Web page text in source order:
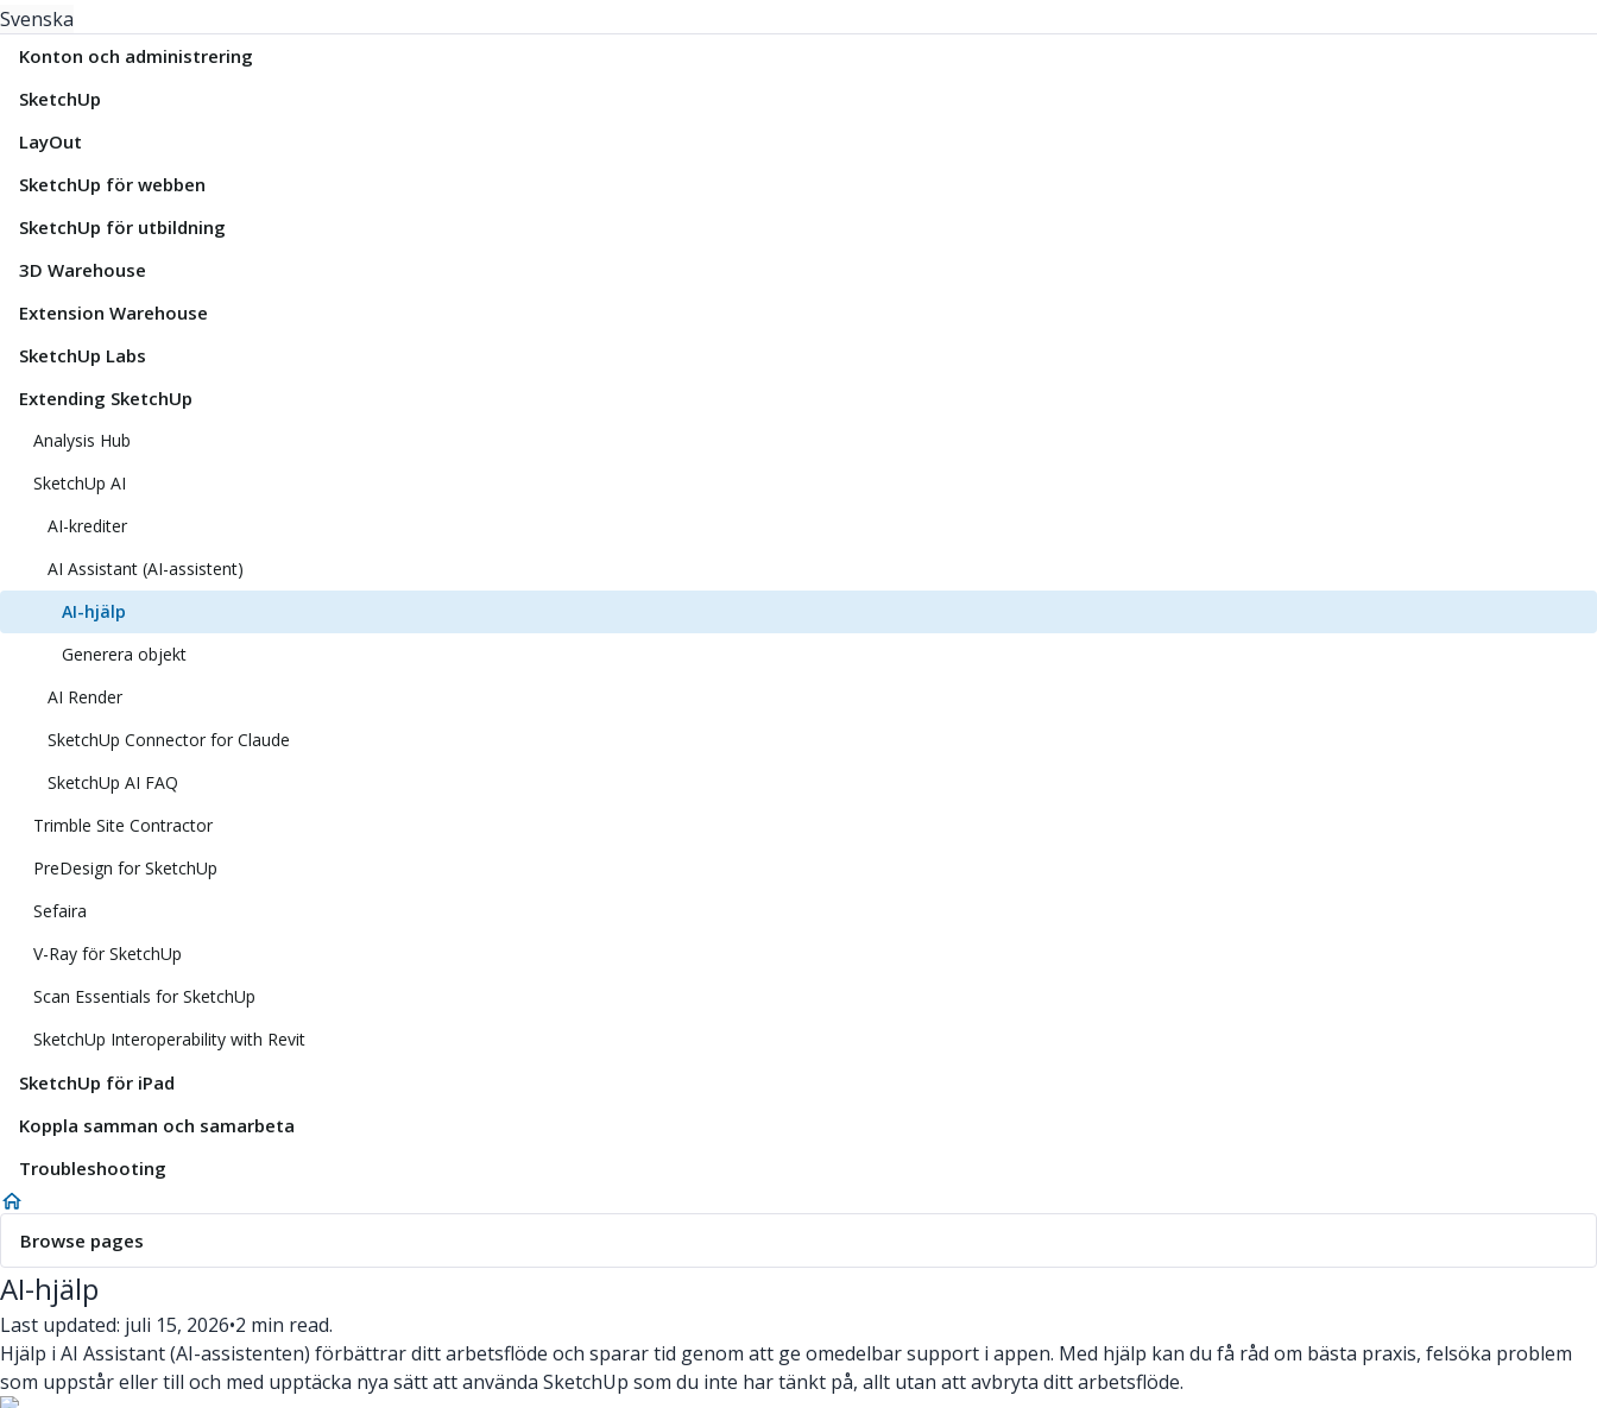
Svenska
Konton och administrering
SketchUp
LayOut
SketchUp för webben
SketchUp för utbildning
3D Warehouse
Extension Warehouse
SketchUp Labs
Extending SketchUp
Analysis Hub
SketchUp AI
AI-krediter
AI Assistant (AI-assistent)
AI-hjälp
Generera objekt
AI Render
SketchUp Connector for Claude
SketchUp AI FAQ
Trimble Site Contractor
PreDesign for SketchUp
Sefaira
V-Ray för SketchUp
Scan Essentials for SketchUp
SketchUp Interoperability with Revit
SketchUp för iPad
Koppla samman och samarbeta
Troubleshooting
Browse pages
AI-hjälp
Last updated: juli 15, 2026•2 min read.
Hjälp i AI Assistant (AI-assistenten) förbättrar ditt arbetsflöde och sparar tid genom att ge omedelbar support i appen. Med hjälp kan du få råd om bästa praxis, felsöka problem
som uppstår eller till och med upptäcka nya sätt att använda SketchUp som du inte har tänkt på, allt utan att avbryta ditt arbetsflöde.